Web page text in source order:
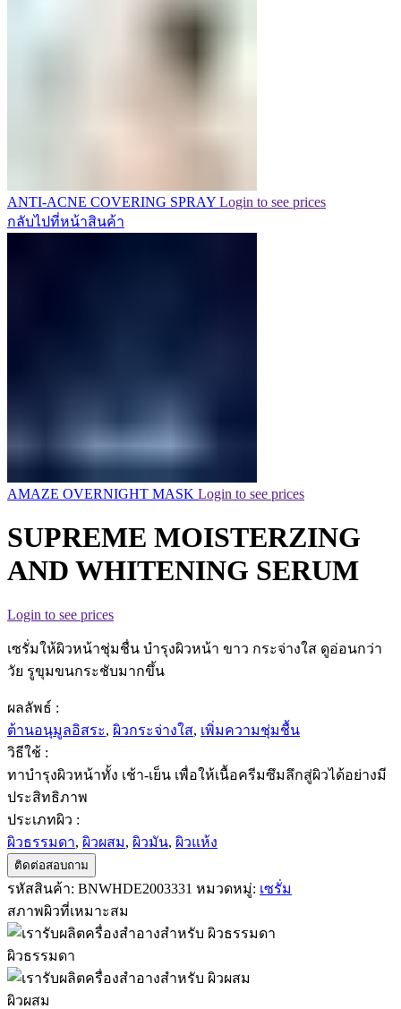
ANTI-ACNE COVERING SPRAY Login to see prices
กลับไปที่หน้าสินค้า
AMAZE OVERNIGHT MASK Login to see prices
SUPREME MOISTERZING
AND WHITENING SERUM
Login to see prices
เซรั่มให้ผิวหน้าชุ่มชื่น บำรุงผิวหน้า ขาว กระจ่างใส ดูอ่อนกว่า
วัย รูขุมขนกระชับมากขึ้น
ผลลัพธ์ :
ต้านอนุมูลอิสระ, ผิวกระจ่างใส, เพิ่มความชุ่มชื้น
วิธีใช้ :
ทาบำรุงผิวหน้าทั้ง เช้า-เย็น เพื่อให้เนื้อครีมซึมลึกสู่ผิวได้อย่างมี
ประสิทธิภาพ
ประเภทผิว :
ผิวธรรมดา, ผิวผสม, ผิวมัน, ผิวแห้ง
ติดต่อสอบถาม
รหัสสินค้า: BNWHDE2003331 หมวดหมู่: เซรั่ม
สภาพผิวที่เหมาะสม
ผิวธรรมดา
ผิวผสม